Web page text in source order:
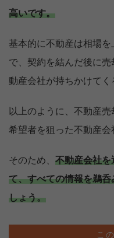
高いです。
基本的に不動産は相場
で、契約を結んだ後に
動産会社が持ちかけてく
以上のように、不動産
希望者を狙った不動産会
そのため、 不動産会社を
て、すべての情報を鵜
しょう。